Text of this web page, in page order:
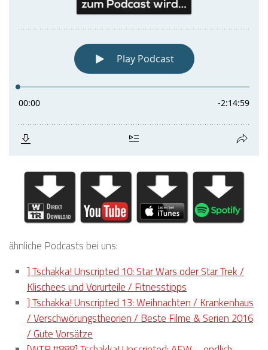
ähnliche Podcasts bei uns:
] Tschakka! Unscripted 10: Star Wars oder Star Trek /
Klischees und Vorurteile / Fitnesstipps
] Tschakka! Unscripted 13: Weihnachten / Krankenhaus
/ Verschwörungstheorien / Beste Filme & Serien 2016
/ Gute Vorsätze